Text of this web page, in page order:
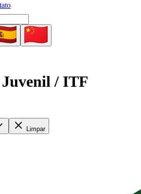
/ ITF
Limpar